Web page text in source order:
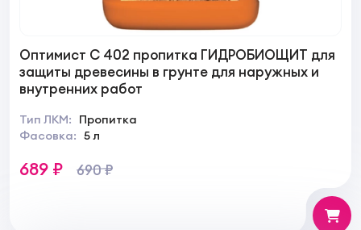
Оптимист C 402 пропитка ГИДРОБИОЩИТ для
защиты древесины в грунте для наружных и
внутренних работ
Тип ЛКМ:
Пропитка
Фасовка: 5 л
689 ₽ 690 ₽